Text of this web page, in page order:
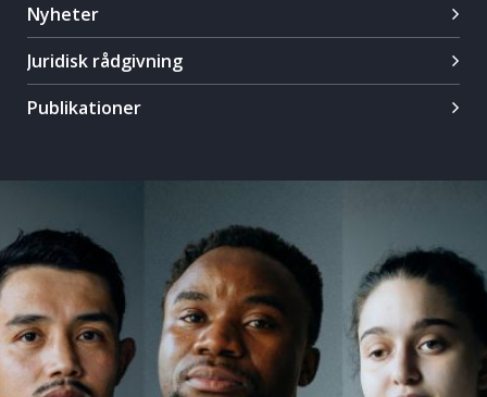
Nyheter
Juridisk rådgivning
Publikationer